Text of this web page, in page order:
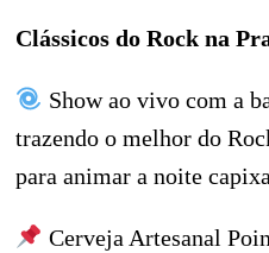
Clássicos do Rock na
Show ao vivo com a
trazendo o melhor do
para animar a noite
Cerveja Artesanal